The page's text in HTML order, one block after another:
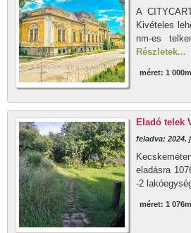
A
Kivételes
nm-es
Részletek...
méret: 1
Eladó telek
feladva: 2024.
eladásra
-2
méret: 1